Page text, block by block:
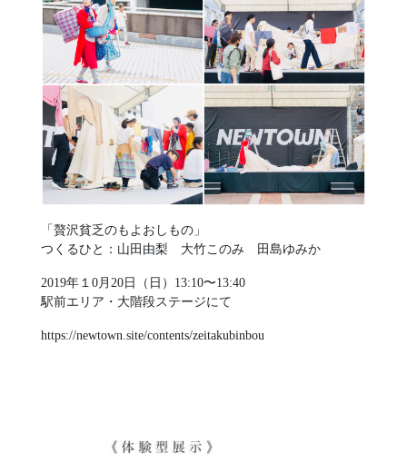
「贅沢貧乏のもよおしもの」
つくるひと：山田由梨 大竹このみ 田島ゆみか
2019年１0月20日（日）13:10〜13:40
駅前エリア・大階段ステージにて
https://newtown.site/contents/zeitakubinbou